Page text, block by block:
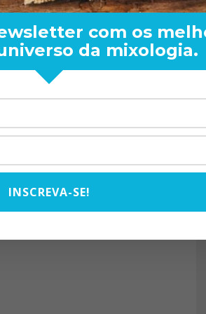
RAND BARTENDER: DE
VISTA PARA O MUNDO
com os
da mixologia.
INSCREVA-SE!